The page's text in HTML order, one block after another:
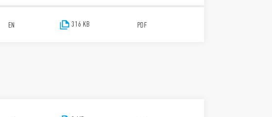
EN 316 KB PDF